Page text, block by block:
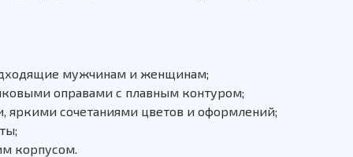
мужчинам и женщинам;
оправами с плавным контуром;
яркими сочетаниями цветов и оформлений;
корпусом.